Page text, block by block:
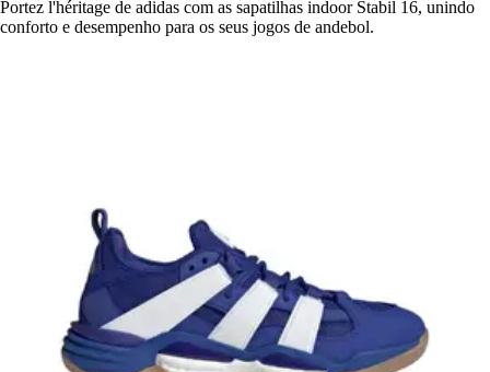
Portez l'héritage de adidas com as sapatilhas indoor Stabil 16, unindo
conforto e desempenho para os seus jogos de andebol.